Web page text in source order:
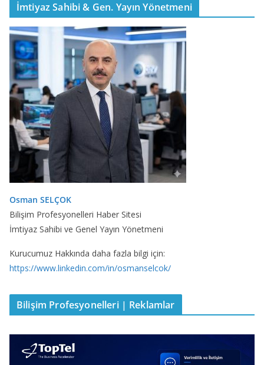
İmtiyaz Sahibi & Gen. Yayın Yönetmeni
Osman SELÇOK
Bilişim Profesyonelleri Haber Sitesi
İmtiyaz Sahibi ve Genel Yayın Yönetmeni
Kurucumuz Hakkında daha fazla bilgi için:
https://www.linkedin.com/in/osmanselcok/
Bilişim Profesyonelleri | Reklamlar